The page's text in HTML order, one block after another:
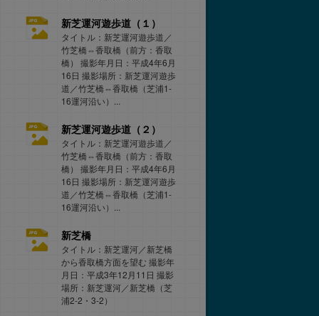
新芝運河遊歩道（１）
タイトル：新芝運河遊歩道／
竹芝橋⇔香取橋（前方：香取
橋） 撮影年月日：平成4年6月
16日 撮影場所：新芝運河遊歩
道／竹芝橋⇔香取橋（芝浦1-
16運河沿い）...
新芝運河遊歩道（２）
タイトル：新芝運河遊歩道／
竹芝橋⇔香取橋（前方：香取
橋） 撮影年月日：平成4年6月
16日 撮影場所：新芝運河遊歩
道／竹芝橋⇔香取橋（芝浦1-
16運河沿い）...
新芝橋
タイトル：新芝運河／新芝橋
から香取橋方面を望む 撮影年
月日：平成3年12月11日 撮影
場所：新芝運河／新芝橋（芝
浦2-2・3-2）